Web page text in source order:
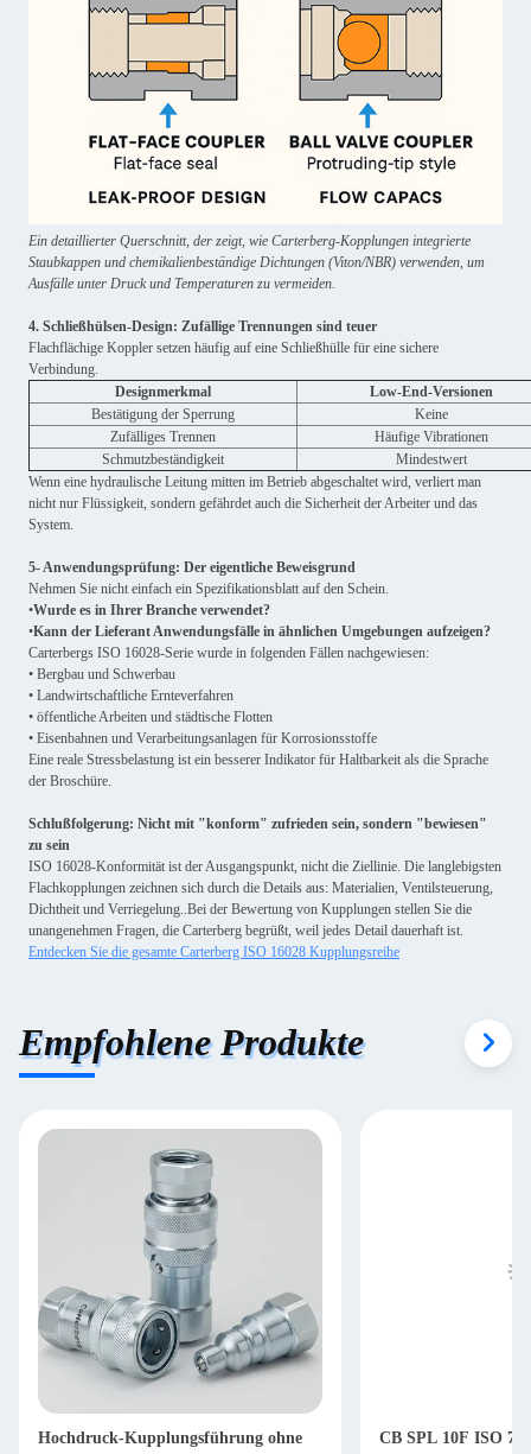
Ein detaillierter Querschnitt, der zeigt, wie Carterberg-Kopplungen integrierte
Staubkappen und chemikalienbeständige Dichtungen (Viton/NBR) verwenden, um
Ausfälle unter Druck und Temperaturen zu vermeiden.
4. Schließhülsen-Design: Zufällige Trennungen sind teuer
Flachflächige Koppler setzen häufig auf eine Schließhülle für eine sichere
Verbindung.
Designmerkmal
Low-End-Versionen
Bestätigung der Sperrung
Keine
Zufälliges Trennen
Häufige Vibrationen
Schmutzbeständigkeit
Mindestwert
Wenn eine hydraulische Leitung mitten im Betrieb abgeschaltet wird, verliert man
nicht nur Flüssigkeit, sondern gefährdet auch die Sicherheit der Arbeiter und das
System.
5- Anwendungsprüfung: Der eigentliche Beweisgrund
Nehmen Sie nicht einfach ein Spezifikationsblatt auf den Schein.
•Wurde es in Ihrer Branche verwendet?
•Kann der Lieferant Anwendungsfälle in ähnlichen Umgebungen aufzeigen?
Carterbergs ISO 16028-Serie wurde in folgenden Fällen nachgewiesen:
• Bergbau und Schwerbau
• Landwirtschaftliche Ernteverfahren
• öffentliche Arbeiten und städtische Flotten
• Eisenbahnen und Verarbeitungsanlagen für Korrosionsstoffe
Eine reale Stressbelastung ist ein besserer Indikator für Haltbarkeit als die Sprache
der Broschüre.
Schlußfolgerung: Nicht mit "konform" zufrieden sein, sondern "bewiesen"
zu sein
ISO 16028-Konformität ist der Ausgangspunkt, nicht die Ziellinie. Die langlebigsten
Flachkopplungen zeichnen sich durch die Details aus: Materialien, Ventilsteuerung,
Dichtheit und Verriegelung..Bei der Bewertung von Kupplungen stellen Sie die
unangenehmen Fragen, die Carterberg begrüßt, weil jedes Detail dauerhaft ist.
Entdecken Sie die gesamte Carterberg ISO 16028 Kupplungsreihe
Empfohlene Produkte
Hochdruck-Kupplungsführung ohne CB SPL 10F ISO